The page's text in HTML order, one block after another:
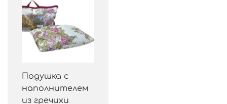
Подушка с
наполнителем
из гречихи